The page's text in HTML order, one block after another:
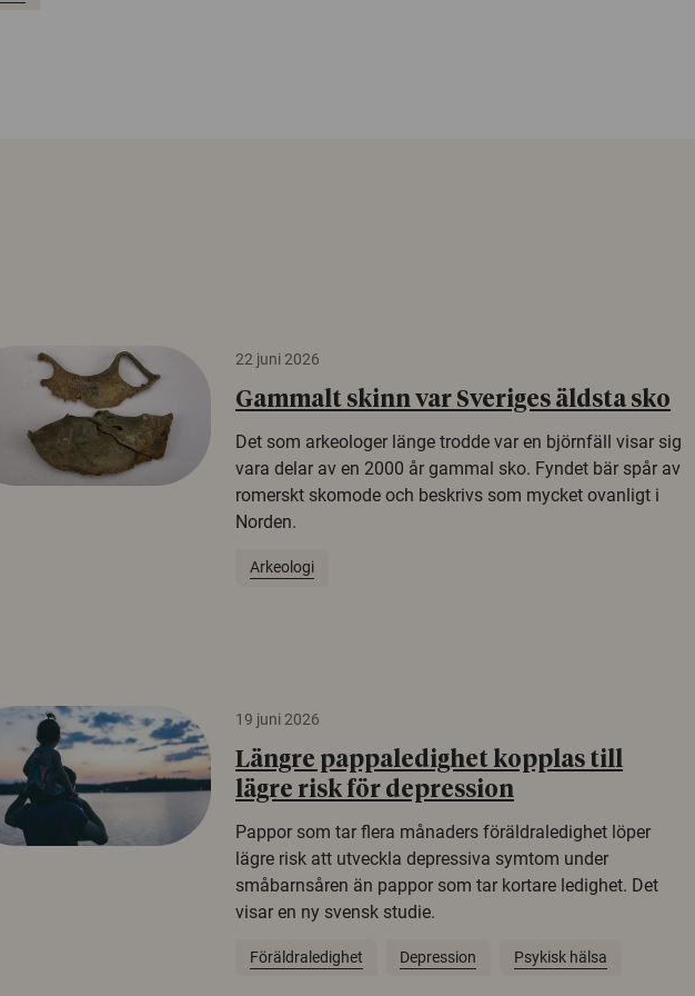
22 juni 2026
Gammalt skinn var Sveriges äldsta sko
Det som arkeologer länge trodde var en björnfäll visar sig
vara delar av en 2000 år gammal sko. Fyndet bär spår av
romerskt skomode och beskrivs som mycket ovanligt i
Norden.
Arkeologi
19 juni 2026
Längre pappaledighet kopplas till
lägre risk för depression
Pappor som tar flera månaders föräldraledighet löper
lägre risk att utveckla depressiva symtom under
småbarnsåren än pappor som tar kortare ledighet. Det
visar en ny svensk studie.
Föräldraledighet Depression Psykisk hälsa